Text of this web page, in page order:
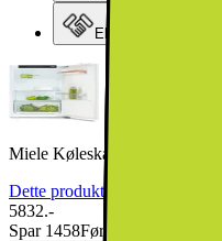
Elgiganten Erhverv
Miele Køleskab K 7125 E
Dette produkt er blevet
5832.-
Spar 1458Førpris: 7290.-